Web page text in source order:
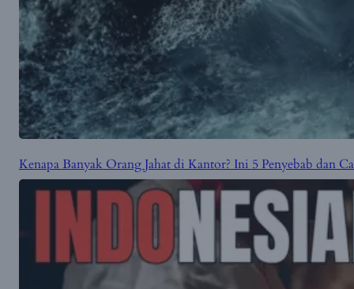
Kenapa Banyak Orang Jahat di Kantor? Ini 5 Penyebab dan